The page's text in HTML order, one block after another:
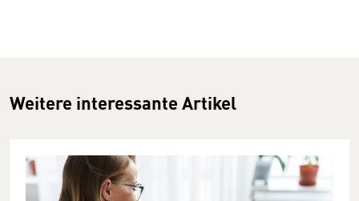
Weitere interessante Artikel